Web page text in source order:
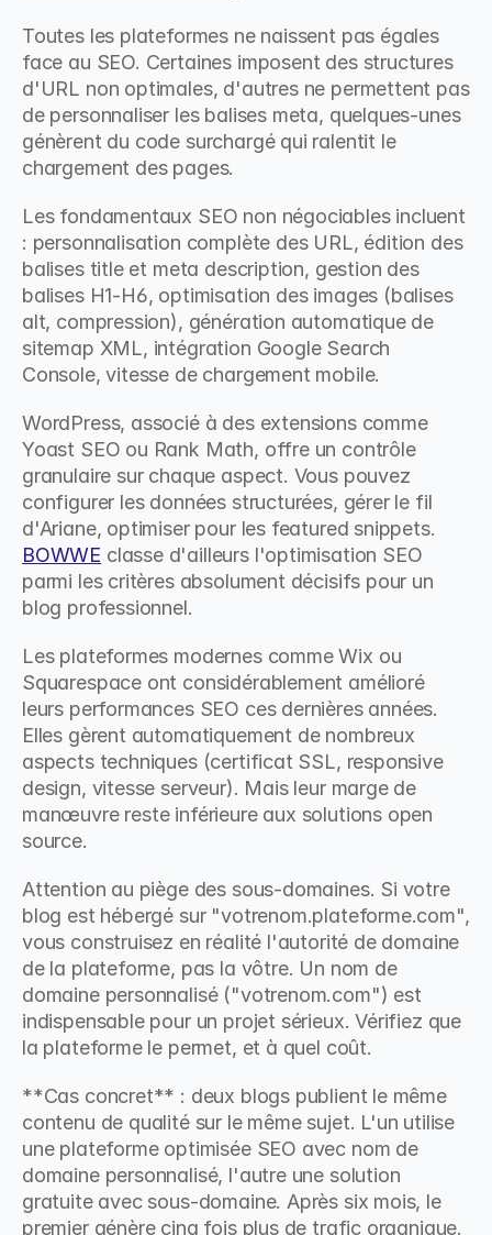
Toutes les plateformes ne naissent pas égales
face au SEO. Certaines imposent des structures
d'URL non optimales, d'autres ne permettent pas
de personnaliser les balises meta, quelques-unes
génèrent du code surchargé qui ralentit le
chargement des pages.
Les fondamentaux SEO non négociables incluent
: personnalisation complète des URL, édition des
balises title et meta description, gestion des
balises H1-H6, optimisation des images (balises
alt, compression), génération automatique de
sitemap XML, intégration Google Search
Console, vitesse de chargement mobile.
WordPress, associé à des extensions comme
Yoast SEO ou Rank Math, offre un contrôle
granulaire sur chaque aspect. Vous pouvez
configurer les données structurées, gérer le fil
BOWWE classe d'ailleurs l'optimisation SEO
parmi les critères absolument décisifs pour un
blog professionnel.
Les plateformes modernes comme Wix ou
Squarespace ont considérablement amélioré
leurs performances SEO ces dernières années.
Elles gèrent automatiquement de nombreux
aspects techniques (certificat SSL, responsive
design, vitesse serveur). Mais leur marge de
manœuvre reste inférieure aux solutions open
source.
Attention au piège des sous-domaines. Si votre
blog est hébergé sur "votrenom.plateforme.com",
vous construisez en réalité l'autorité de domaine
de la plateforme, pas la vôtre. Un nom de
domaine personnalisé ("votrenom.com") est
indispensable pour un projet sérieux. Vérifiez que
la plateforme le permet, et à quel coût.
**Cas concret** : deux blogs publient le même
contenu de qualité sur le même sujet. L'un utilise
une plateforme optimisée SEO avec nom de
domaine personnalisé, l'autre une solution
gratuite avec sous-domaine. Après six mois, le
premier génère cinq fois plus de trafic organique.